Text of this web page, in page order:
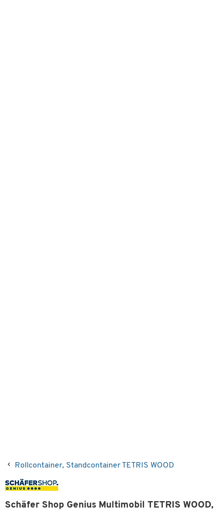
Rollcontainer, Standcontainer TETRIS WOOD
Schäfer Shop Genius Multimobil TETRIS WOOD,